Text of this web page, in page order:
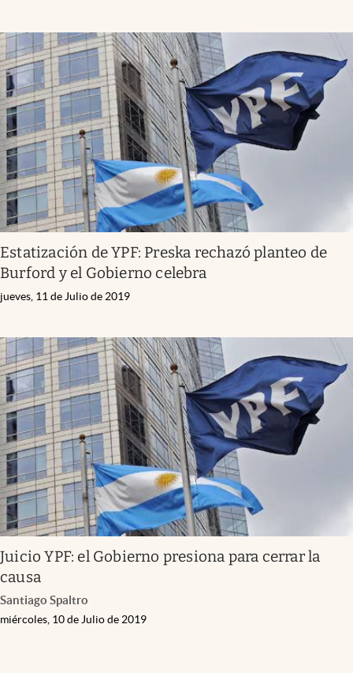
Estatización de YPF: Preska rechazó planteo de
Burford y el Gobierno celebra
jueves, 11 de Julio de 2019
Juicio YPF: el Gobierno presiona para cerrar la
causa
Santiago Spaltro
miércoles, 10 de Julio de 2019